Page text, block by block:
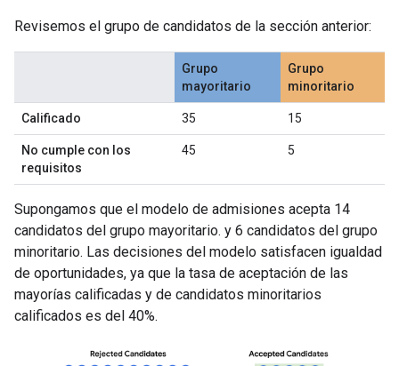
Revisemos el grupo de candidatos de la sección anterior:
Grupo
mayoritario
Grupo
minoritario
Calificado 35 15
No cumple con los
requisitos
45 5
Supongamos que el modelo de admisiones acepta 14
candidatos del grupo mayoritario. y 6 candidatos del grupo
minoritario. Las decisiones del modelo satisfacen igualdad
de oportunidades, ya que la tasa de aceptación de las
mayorías calificadas y de candidatos minoritarios
calificados es del 40%.